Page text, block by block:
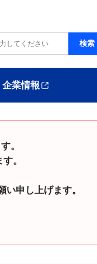
企業情報
。
。
申し上げます。